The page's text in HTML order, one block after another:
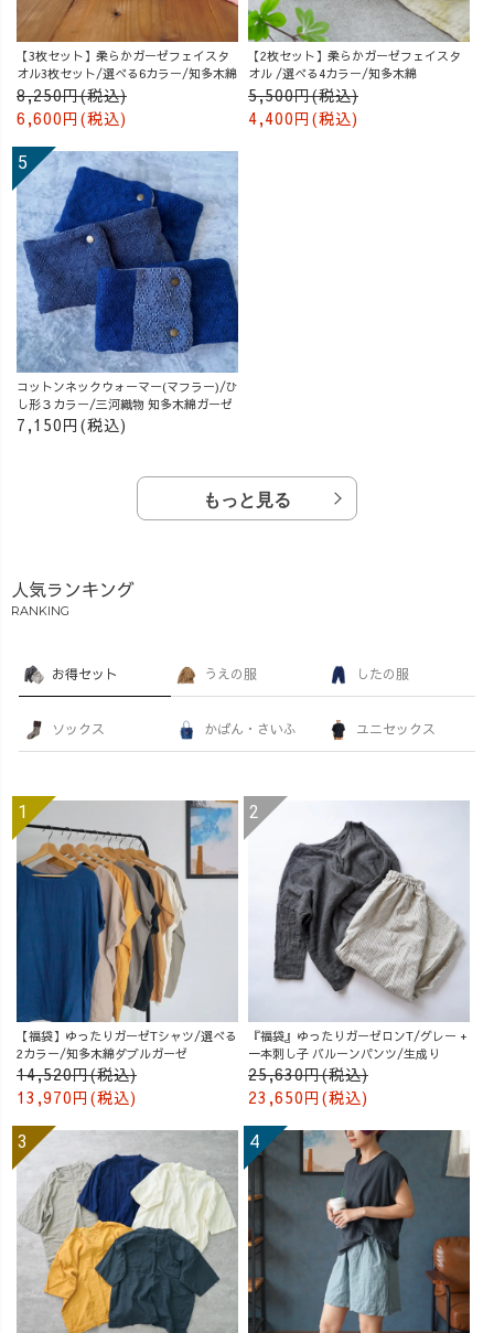
【3枚セット】柔らかガーゼフェイスタ
オル3枚セット/選べる6カラー/知多木綿
8,250円(税込)
6,600円(税込)
【2枚セット】柔らかガーゼフェイスタ
オル /選べる4カラー/知多木綿
5,500円(税込)
4,400円(税込)
コットンネックウォーマー(マフラー)/ひ
し形３カラー/三河織物 知多木綿ガーゼ
7,150円(税込)
もっと見る
人気ランキング
RANKING
お得セット うえの服 したの服
ソックス かばん・さいふ ユニセックス
【福袋】ゆったりガーゼTシャツ/選べる
2カラー/知多木綿ダブルガーゼ
14,520円(税込)
13,970円(税込)
『福袋』ゆったりガーゼロンT/グレー +
一本刺し子 バルーンパンツ/生成り
25,630円(税込)
23,650円(税込)